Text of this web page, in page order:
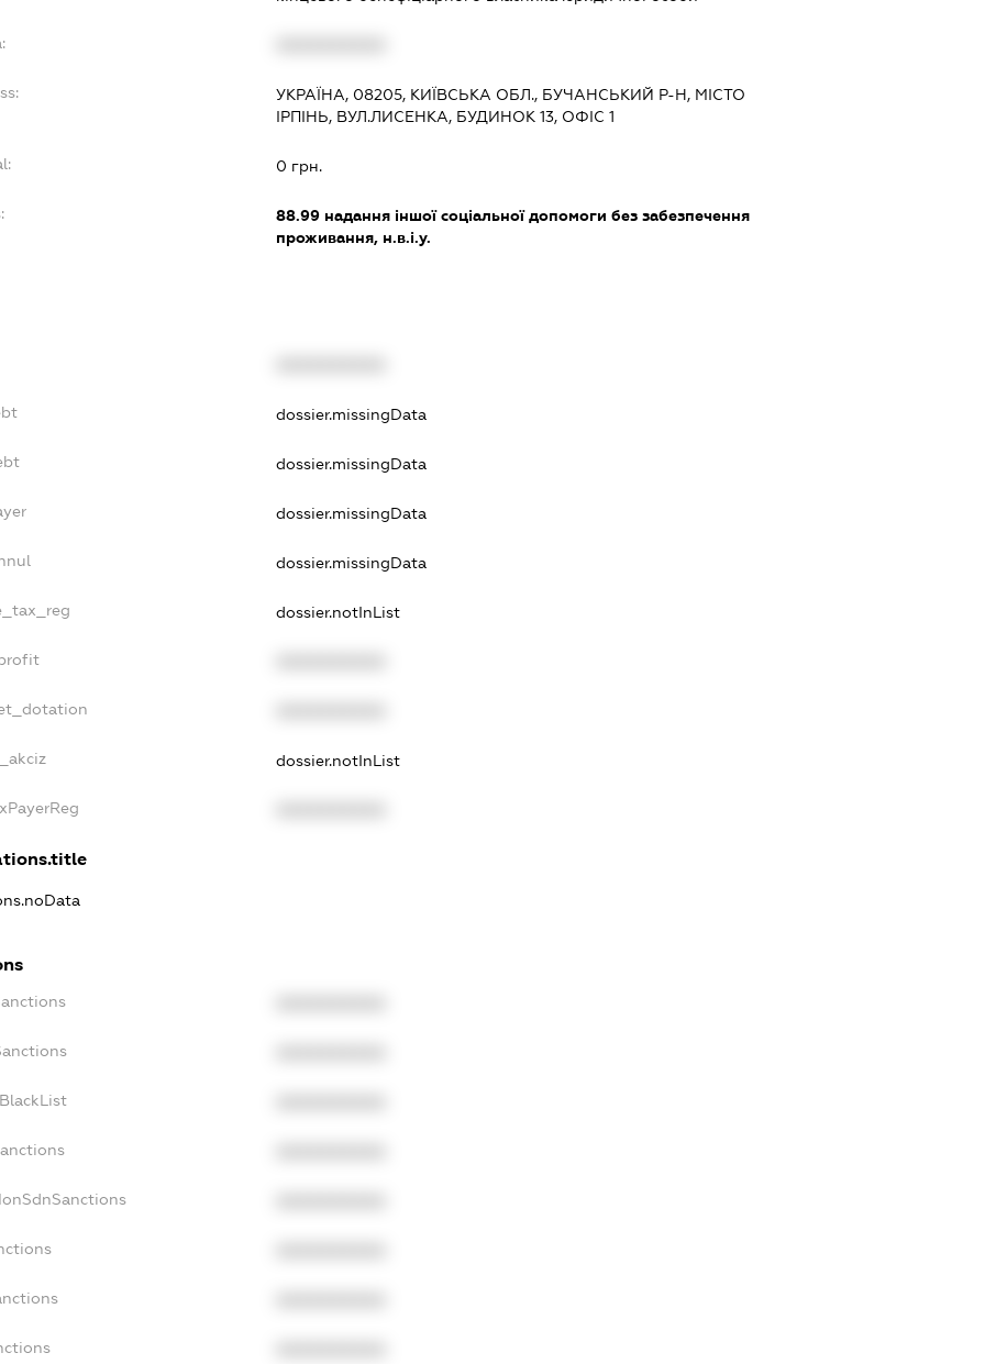
УКРАЇНА, 08205, КИЇВСЬКА ОБЛ., БУЧАНСЬКИЙ Р-Н, МІСТО
ІРПІНЬ, ВУЛ.ЛИСЕНКА, БУДИНОК 13, ОФІС 1
0 грн.
88.99надання іншої соціальної допомоги без забезпечення
проживання, н.в.і.у.
dossier.missingData
dossier.missingData
dossier.missingData
dossier.missingData
dossier.notInList
dossier.notInList